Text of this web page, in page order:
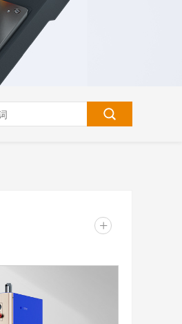
+